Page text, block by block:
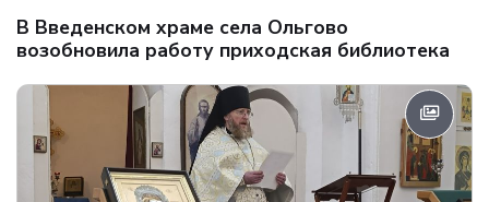
В Введенском храме села Ольгово
возобновила работу приходская библиотека